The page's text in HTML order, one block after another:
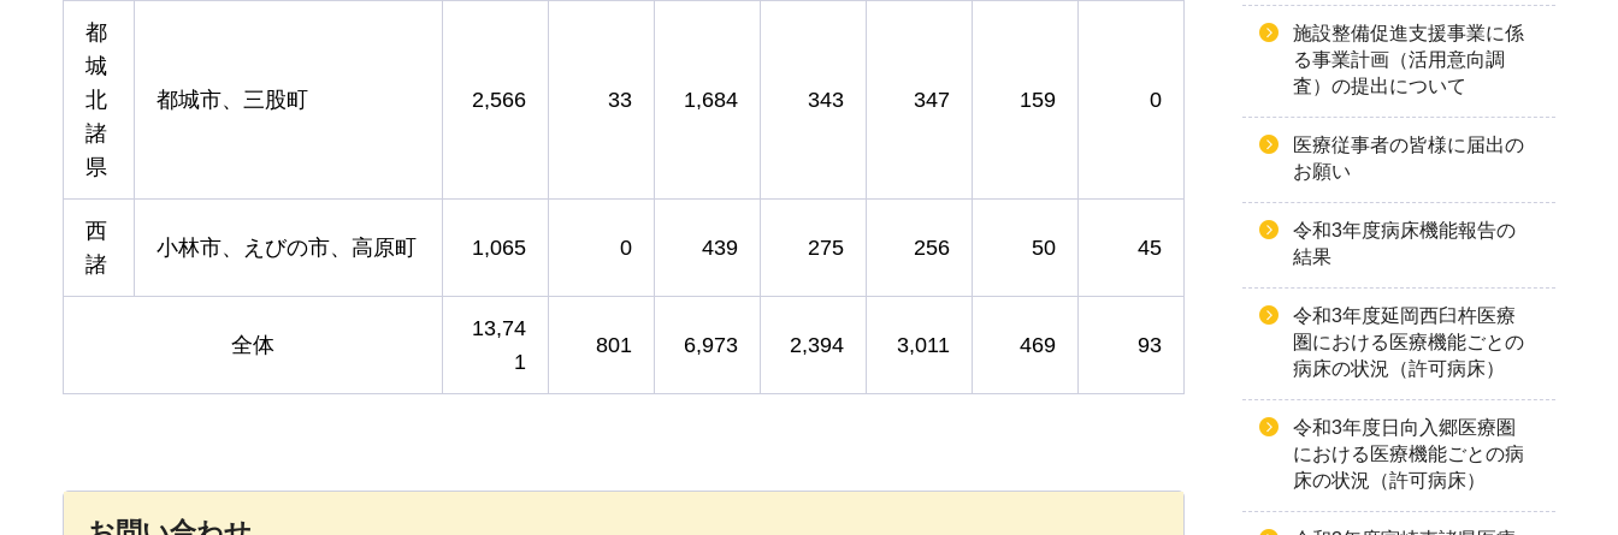
都
城
北
諸
県
都城市、三股町 2,566 33 1,684 343 347 159 0
西
諸
小林市、えびの市、高原町 1,065 0 439 275 256 50 45
全体
13,74
1
801 6,973 2,394 3,011 469 93
施設整備促進支援事業に係
る事業計画（活用意向調
査）の提出について
医療従事者の皆様に届出の
お願い
令和3年度病床機能報告の
結果
令和3年度延岡西臼杵医療
圏における医療機能ごとの
病床の状況（許可病床）
令和3年度日向入郷医療圏
における医療機能ごとの病
床の状況（許可病床）